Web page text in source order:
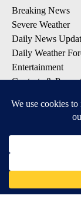
Breaking News
Severe Weather
Daily News
Daily Weather
Entertainment
Contests &
DOWNLOAD